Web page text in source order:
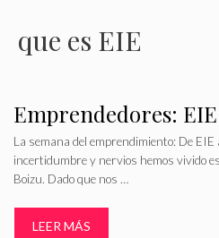
que es EIE
Emprendedores: EIE
La semana del emprendimiento: De
incertidumbre y nervios hemos vivido
Boizu. Dado que nos …
LEER MÁS